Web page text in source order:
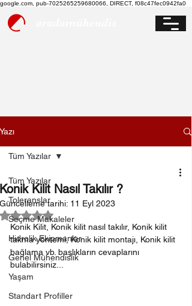
google.com, pub-7025265259680066, DIRECT, f08c47fec0942fa0
Yazı
Tüm Yazılar
Toleranslar
Seçme Makaleler
Hidrolik Ekipmanlar
Genel Mühendislik
Yaşam
Standart Profiller
Tüm Yazılar
Konik Kilit Nasıl Takılır ?
Güncelleme tarihi: 11 Eyl 2023
5 üzerinden NaN yıldız
Konik Kilit, Konik kilit nasıl takılır, Konik kilit
takma yöntemi, Konik kilit montajı, Konik kilit
bağlama vb. başlıkların cevaplarını
bulabilirsiniz...